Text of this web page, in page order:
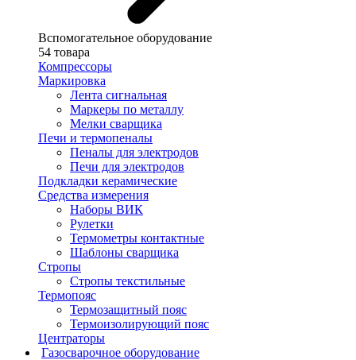
Вспомогательное оборудование
54 товара
Компрессоры
Маркировка
Лента сигнальная
Маркеры по металлу
Мелки сварщика
Печи и термопеналы
Пеналы для электродов
Печи для электродов
Подкладки керамические
Средства измерения
Наборы ВИК
Рулетки
Термометры контактные
Шаблоны сварщика
Стропы
Стропы текстильные
Термопояс
Термозащитный пояс
Термоизолирующий пояс
Центраторы
Газосварочное оборудование